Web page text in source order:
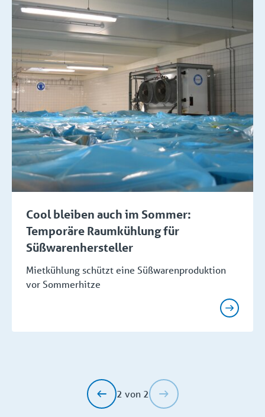
Cool bleiben auch im Sommer:
Temporäre Raumkühlung für
Süßwarenhersteller
Mietkühlung schützt eine Süßwarenproduktion
vor Sommerhitze
2 von 2